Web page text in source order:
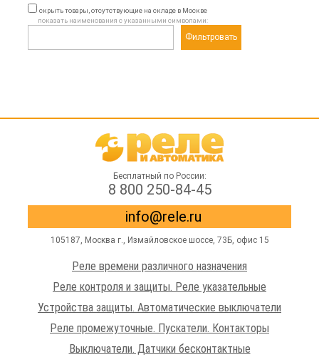
скрыть товары, отсутствующие на складе в Москве
показать наименования с указанными символами:
Фильтровать
Бесплатный по России:
8 800 250-84-45
info@rele.ru
105187, Москва г. Измайловское шоссе, 73Б, офис 15
Реле времени различного назначения
Реле контроля и защиты. Реле указательные
Устройства защиты. Автоматические выключатели
Реле промежуточные. Пускатели. Контакторы
Выключатели. Датчики бесконтактные